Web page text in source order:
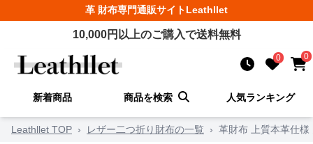
革 財布専門通販サイトLeathllet
10,000円以上のご購入で送料無料
0 0
新着商品 商品を検索 人気ランキング
Leathllet TOP › レザー二つ折り財布の一覧 › 革財布 上質本革仕